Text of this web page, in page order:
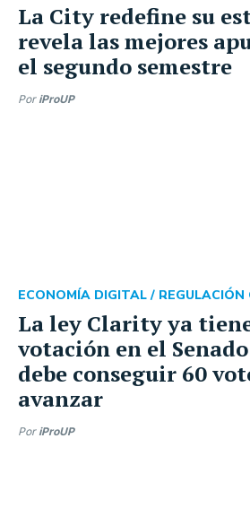
La City redefine su
revela las mejores
el segundo semestre
Por iProUP
La ley Clarity ya
votación en el
debe conseguir 60
avanzar
ECONOMÍA DIGITAL / REGULACIÓN
Por iProUP